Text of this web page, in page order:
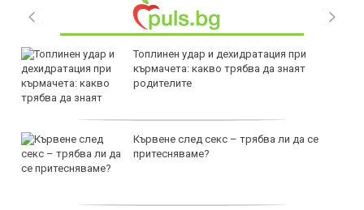
Топлинен удар и дехидратация при
кърмачета: какво трябва да знаят
родителите
Кървене след секс – трябва ли да се
притесняваме?